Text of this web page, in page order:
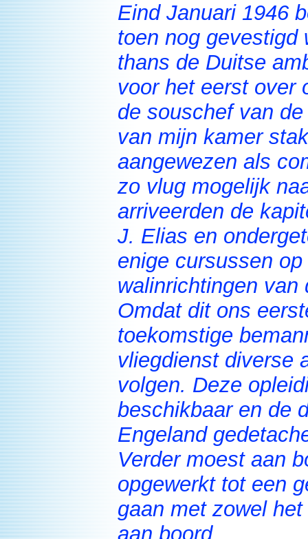
Eind Januari 1946
toen nog gevestigd
thans de Duitse
voor het eerst over
de souschef van
van mijn kamer
aangewezen als
zo vlug mogelijk
arriveerden de
J. Elias en
enige cursussen
walinrichtingen van
Omdat dit ons
toekomstige
vliegdienst diverse
volgen. Deze
beschikbaar en de
Engeland
Verder moest aan
opgewerkt tot een
gaan met zowel
aan boord.